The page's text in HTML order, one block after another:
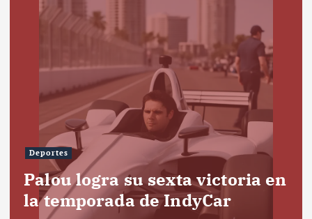
Deportes
Palou logra su sexta victoria en
la temporada de IndyCar